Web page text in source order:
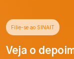
Filie-se ao SINAIT
Veja o